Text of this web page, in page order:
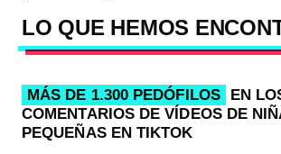
LO QUE HEMOS
MÁS DE 1.300 PEDÓFILOS
EN
COMENTARIOS DE VÍDEOS DE
PEQUEÑAS EN TIKTOK